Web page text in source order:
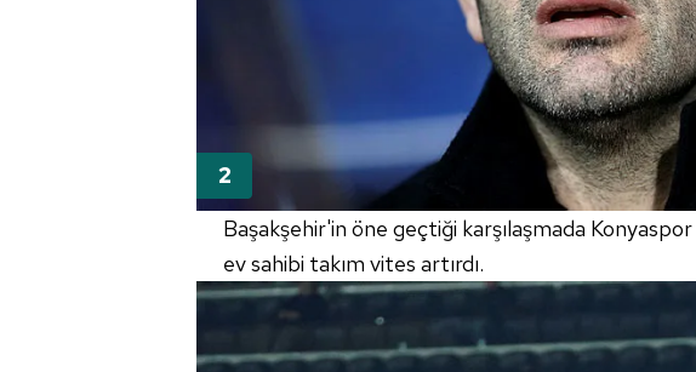
Başakşehir'in öne geçtiği karşılaşmada Konyaspor
ev sahibi takım vites artırdı.